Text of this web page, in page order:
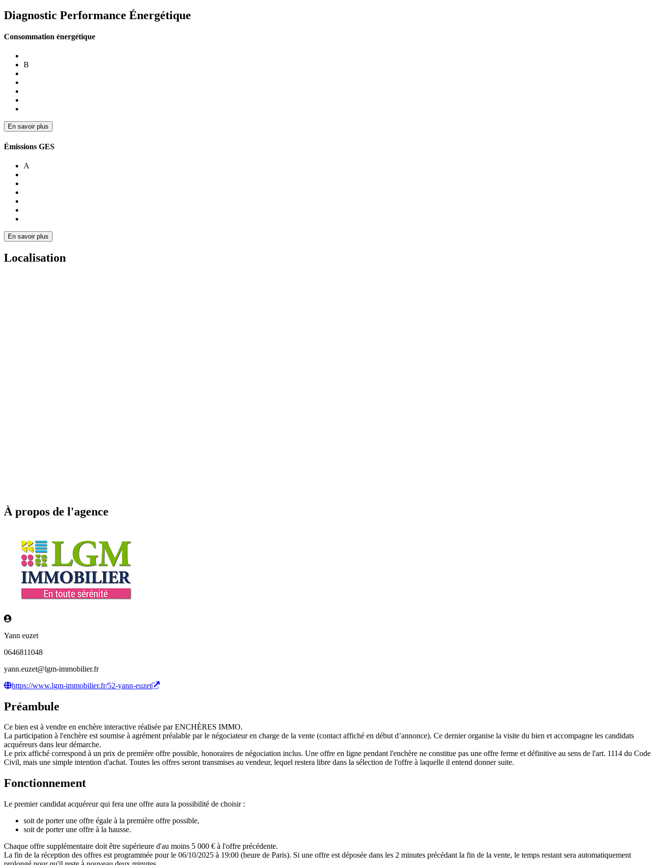
Diagnostic Performance Énergétique
Consommation énergétique
B
En savoir plus
Émissions GES
A
En savoir plus
Localisation
À propos de l'agence
Yann euzet
0646811048
yann.euzet@lgm-immobilier.fr
https://www.lgm-immobilier.fr/52-yann-euzet
Préambule
Ce bien est à vendre en enchère interactive réalisée par ENCHÈRES IMMO.
La participation à l'enchère est soumise à agrément préalable par le négociateur en charge de la vente (contact affiché en début d’annonce). Ce dernier organise la visite du bien et accompagne les candidats
acquéreurs dans leur démarche.
Le prix affiché correspond à un prix de première offre possible, honoraires de négociation inclus. Une offre en ligne pendant l'enchère ne constitue pas une offre ferme et définitive au sens de l'art. 1114 du Code
Civil, mais une simple intention d'achat. Toutes les offres seront transmises au vendeur, lequel restera libre dans la sélection de l'offre à laquelle il entend donner suite.
Fonctionnement
Le premier candidat acquéreur qui fera une offre aura la possibilité de choisir :
soit de porter une offre égale à la première offre possible,
soit de porter une offre à la hausse.
Chaque offre supplémentaire doit être supérieure d'au moins 5 000 € à l'offre précédente.
La fin de la réception des offres est programmée pour le 06/10/2025 à 19:00 (heure de Paris). Si une offre est déposée dans les 2 minutes précédant la fin de la vente, le temps restant sera automatiquement